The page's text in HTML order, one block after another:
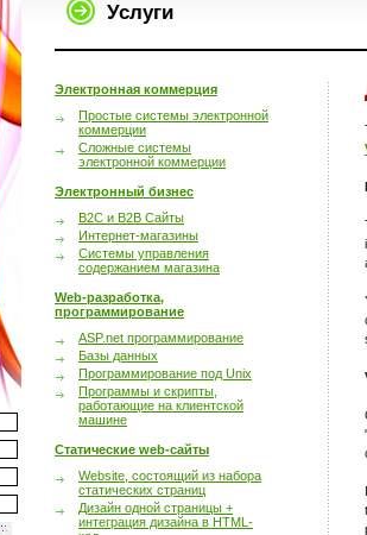
Услуги
Электронная коммерция
Простые системы электронной
коммерции
Сложные системы
электронной коммерции
Электронный бизнес
B2C и B2B Сайты
Интернет-магазины
Системы управления
содержанием магазина
Web-разработка,
программирование
ASP.net программирование
Базы данных
Программирование под Unix
Программы и скрипты,
работающие на клиентской
машине
Статические web-сайты
Website, состоящий из набора
статических страниц
Дизайн одной страницы +
интеграция дизайна в HTML-